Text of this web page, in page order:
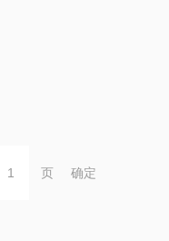
页 确定